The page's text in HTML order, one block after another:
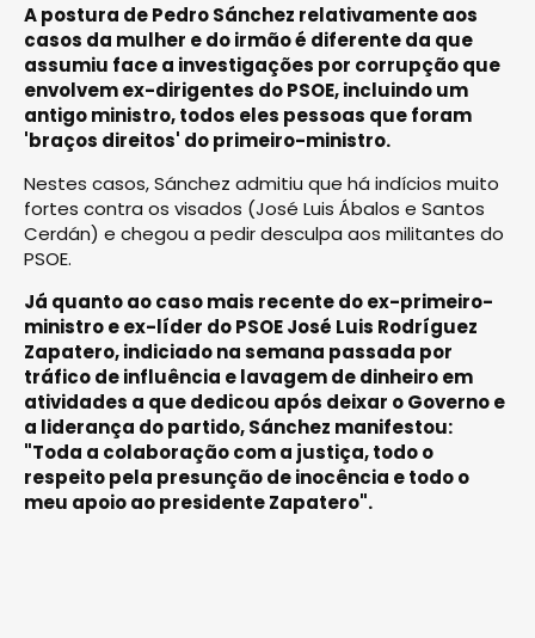
A postura de Pedro Sánchez relativamente aos
casos da mulher e do irmão é diferente da que
assumiu face a investigações por corrupção que
envolvem ex-dirigentes do PSOE, incluindo um
antigo ministro, todos eles pessoas que foram
'braços direitos' do primeiro-ministro.
Nestes casos, Sánchez admitiu que há indícios muito
fortes contra os visados (José Luis Ábalos e Santos
Cerdán) e chegou a pedir desculpa aos militantes do
PSOE.
Já quanto ao caso mais recente do ex-primeiro-
ministro e ex-líder do PSOE José Luis Rodríguez
Zapatero, indiciado na semana passada por
tráfico de influência e lavagem de dinheiro em
atividades a que dedicou após deixar o Governo e
a liderança do partido, Sánchez manifestou:
"Toda a colaboração com a justiça, todo o
respeito pela presunção de inocência e todo o
meu apoio ao presidente Zapatero".